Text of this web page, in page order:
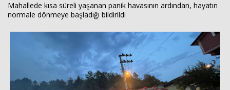
Mahallede kısa süreli yaşanan panik havasının ardından, hayatın
normale dönmeye başladığı bildirildi